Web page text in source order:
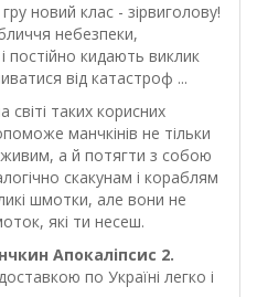
новий клас - зірвиголову!
небезпеки,
постійно кидають виклик
від катастроф ...
таких корисних
манчкінів не тільки
живим, а й потягти з собою
скакунам і кораблям
шмотки, але вони не
які ти несеш.
Апокаліпсис 2.
по Україні легко і